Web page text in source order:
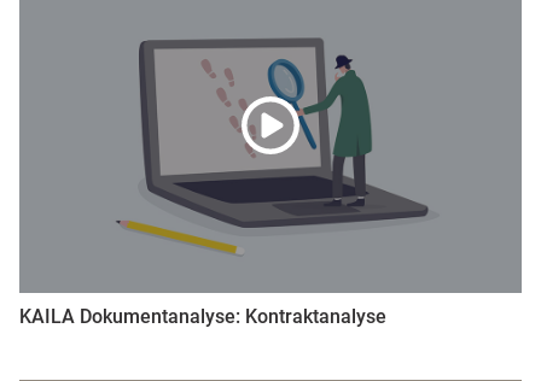
KAILA Dokumentanalyse: Kontraktanalyse